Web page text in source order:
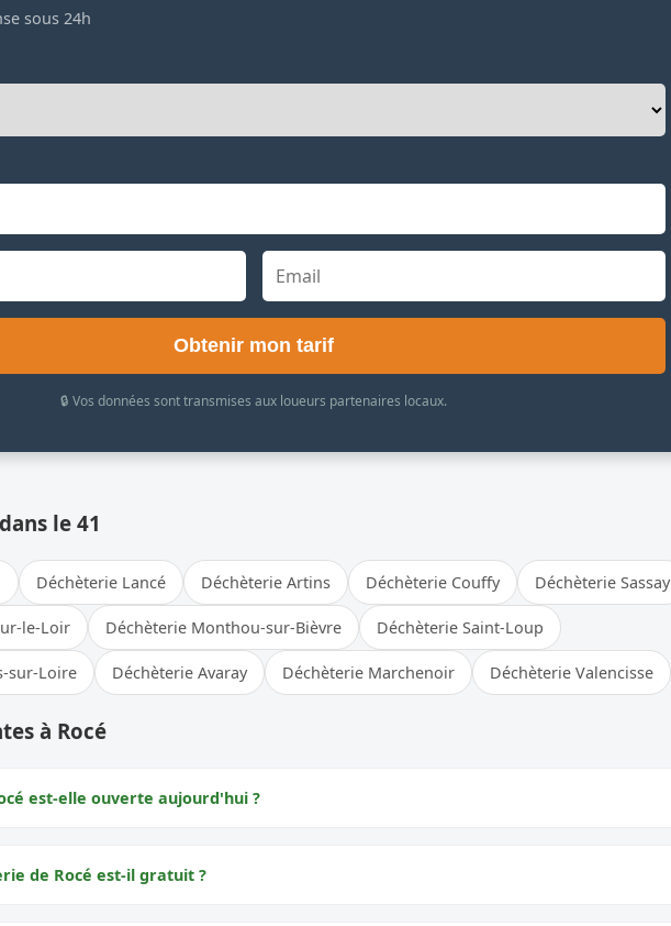
sous 24h
Obtenir mon tarif
🔒 Vos données sont transmises aux loueurs partenaires locaux.
le 41
Déchèterie Lancé Déchèterie Artins Déchèterie Couffy Déchèterie Sassay
le-Loir Déchèterie Monthou-sur-Bièvre Déchèterie Saint-Loup
sur-Loire Déchèterie Avaray Déchèterie Marchenoir Déchèterie Valencisse
à Rocé
est-elle ouverte aujourd'hui ?
de Rocé est-il gratuit ?